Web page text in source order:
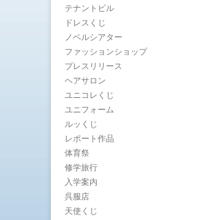
テナントビル
ドレスくじ
ノベルシアター
ファッションショップ
プレスリリース
ヘアサロン
ユニコレくじ
ユニフォーム
ルッくじ
レポート作品
体育祭
修学旅行
入学案内
呉服店
天使くじ